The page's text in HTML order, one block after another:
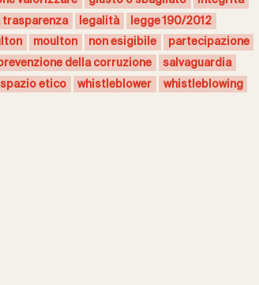
legalità
legge 190/2012
moulton non esigibile
partecipazione
della corruzione
salvaguardia
spazio etico whistleblower whistleblowing